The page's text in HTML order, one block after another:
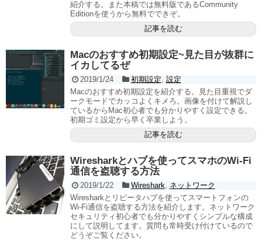
紹介する。また本稿では無料版であるCommunity
Editionを使うから無料でできぞ。
記事を読む
Macのおすすめ初期設定~見た目が抜群に
イカしてるぜ
2019/1/24 初期設定, 設定
Macのおすすめ初期設定を紹介する。見た目重視でダ
ークモードでカッコよくキメろ。画像を付けて解説し
ているからMac初心者でも分かりやすく設定できる。
初期ゴミ設定から早く卒業しよう。
記事を読む
Wiresharkとハブを使ってスマホのWi-Fi
通信を盗聴する方法
2019/1/22 Wireshark, ネットワーク
Wiresharkとリピータハブを使ってスマートフォンの
Wi-Fi通信を盗聴する方法を紹介します。ネットワーク
セキュリティ初心者でも分かりやすくシンプルな構成
にして説明してます。質問も常時受け付けているので
どうぞご覧ください。